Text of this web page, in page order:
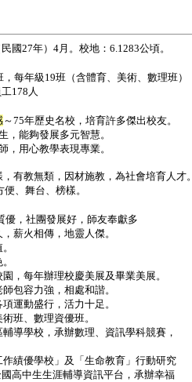
國27年）4月。校地：6.1283公頃。
，每年級19班（含體育、美術、數理班）
工178 人
～75年歷史名校，培育許多傑出校友。
，能夠發展多元智慧。
，用心教學表現專業。
有教無類，因材施教，為社會培育人才。
、舞台、榜樣。
優，社團發展好，師友奉獻多
薪火相傳，地靈人傑。
，每年辦理校慶美展及畢業美展。
包容力強，相處和諧。
運動盛行，活力十足。
班、數理資優班。
導學校，承辦數理、資訊學科競賽，
績優學校」及「生命教育」行動研究
高中生生涯輔導資訊平台，承辦幸福